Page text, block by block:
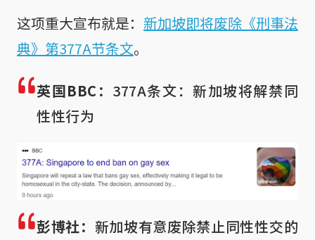
这项重大宣布就是： 新加坡即将废除《刑事法
典》第377A节条文。
英国BBC： 377A条文：新加坡将解禁同
性性行为
彭博社： 新加坡有意废除禁止同性性交的